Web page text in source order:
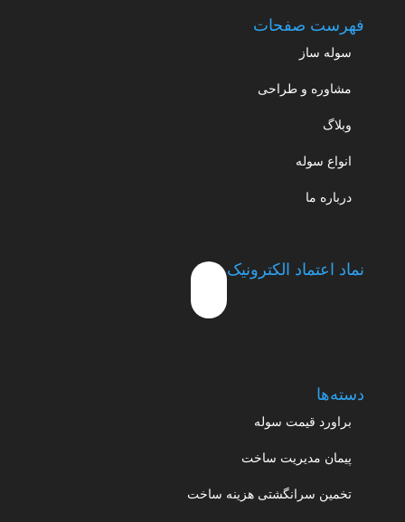
فهرست صفحات
سوله ساز
مشاوره و طراحی
وبلاگ
انواع سوله
درباره ما
نماد اعتماد الکترونیک
دسته‌ها
براورد قیمت سوله
پیمان مدیریت ساخت
تخمین سرانگشتی هزینه ساخت